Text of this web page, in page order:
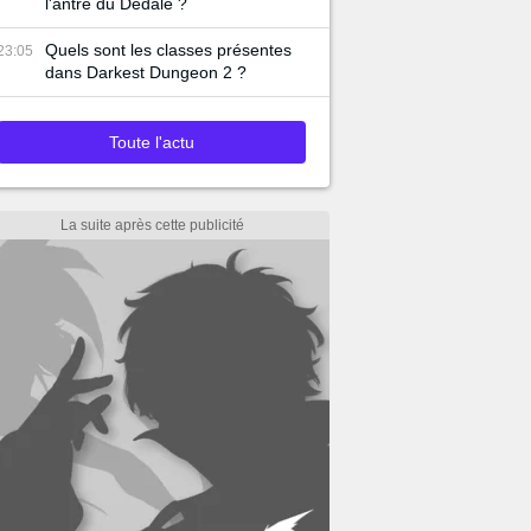
Quels sont les classes présentes
dans Darkest Dungeon 2 ?
Toute l'actu